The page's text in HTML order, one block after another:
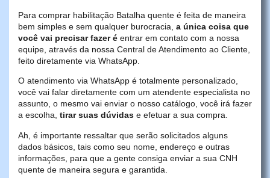
Para comprar habilitação Batalha quente é feita de maneira
bem simples e sem qualquer burocracia, a única coisa que
você vai precisar fazer é entrar em contato com a nossa
equipe, através da nossa Central de Atendimento ao Cliente,
feito diretamente via WhatsApp.
O atendimento via WhatsApp é totalmente personalizado,
você vai falar diretamente com um atendente especialista no
assunto, o mesmo vai enviar o nosso catálogo, você irá fazer
a escolha, tirar suas dúvidas e efetuar a sua compra.
Ah, é importante ressaltar que serão solicitados alguns
dados básicos, tais como seu nome, endereço e outras
informações, para que a gente consiga enviar a sua CNH
quente de maneira segura e garantida.